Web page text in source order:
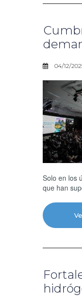
04/12/
Solo en los
que han